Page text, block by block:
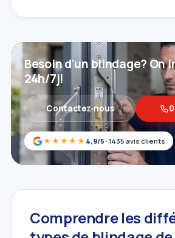
★★★★★ 4,9/5 · 1435 avis clients
Besoin d'un blindage? On
24h/7j!
Contactez‑nous
Comprendre les